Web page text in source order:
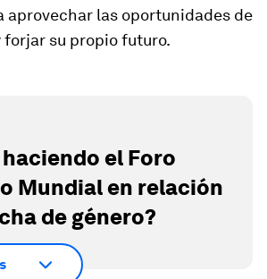
aprovechar las oportunidades de
su propio futuro.
el Foro
Mundial en relación
de género?